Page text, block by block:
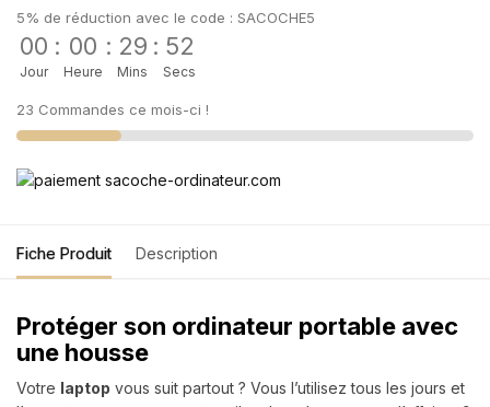
5% de réduction avec le code : SACOCHE5
00
Jour
: 00
Heure
: 29
Mins
: 52
Secs
23 Commandes ce mois-ci !
Fiche Produit Description
Protéger son ordinateur portable avec
une housse
Votre laptop vous suit partout ? Vous l’utilisez tous les jours et